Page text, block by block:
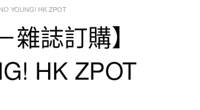
YOUNG! HK ZPOT
雜誌訂購】
HK ZPOT